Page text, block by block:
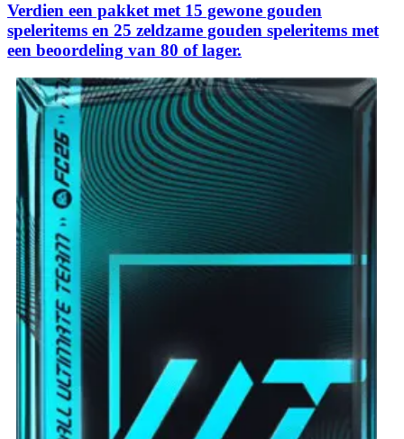
Verdien een pakket met 15 gewone gouden
speleritems en 25 zeldzame gouden speleritems met
een beoordeling van 80 of lager.